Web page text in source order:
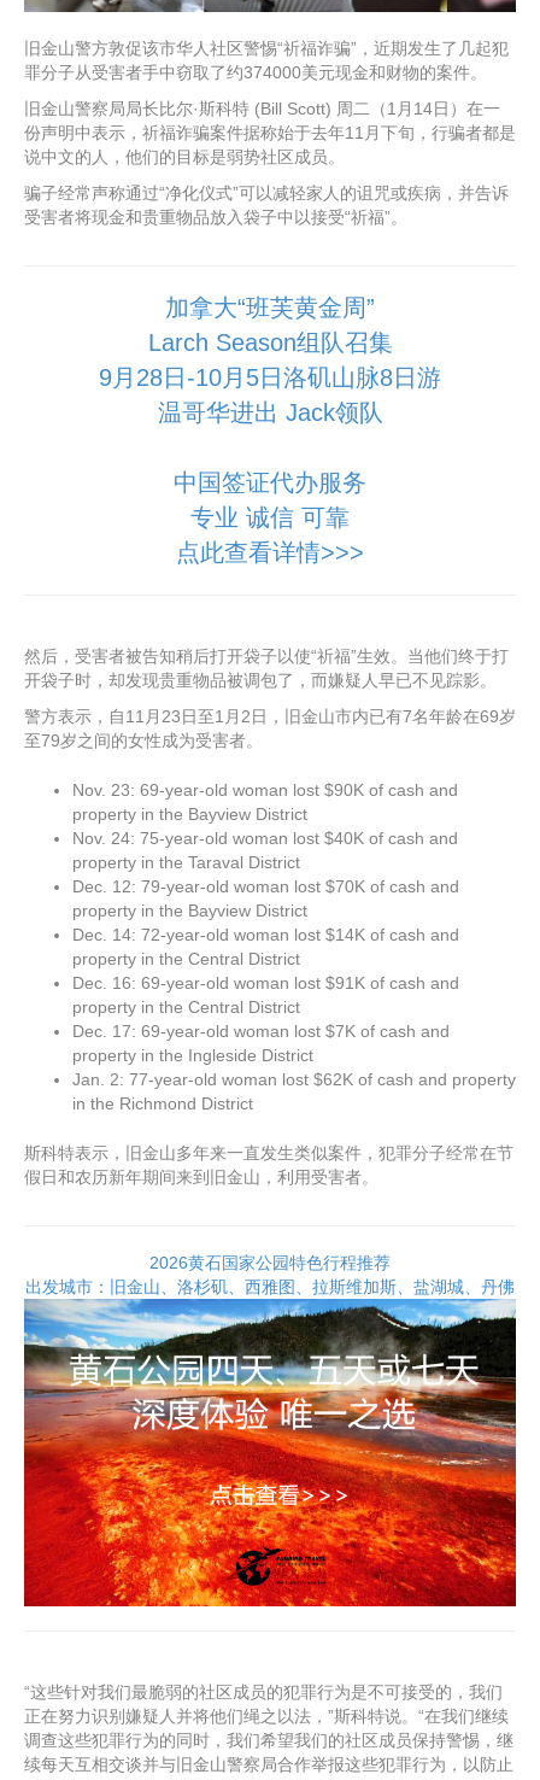
旧金山警方敦促该市华人社区警惕“祈福诈骗”，近期发生了几起犯
罪分子从受害者手中窃取了约374000美元现金和财物的案件。
旧金山警察局局长比尔·斯科特 (Bill Scott) 周二（1月14日）在一
份声明中表示，祈福诈骗案件据称始于去年11月下旬，行骗者都是
说中文的人，他们的目标是弱势社区成员。
骗子经常声称通过“净化仪式”可以减轻家人的诅咒或疾病，并告诉
受害者将现金和贵重物品放入袋子中以接受“祈福”。
加拿大“班芙黄金周”
Larch Season组队召集
9月28日-10月5日洛矶山脉8日游
温哥华进出 Jack领队
中国签证代办服务
专业 诚信 可靠
点此查看详情>>>
然后，受害者被告知稍后打开袋子以使“祈福”生效。当他们终于打
开袋子时，却发现贵重物品被调包了，而嫌疑人早已不见踪影。
警方表示，自11月23日至1月2日，旧金山市内已有7名年龄在69岁
至79岁之间的女性成为受害者。
Nov. 23: 69-year-old woman lost $90K of cash and
property in the Bayview District
Nov. 24: 75-year-old woman lost $40K of cash and
property in the Taraval District
Dec. 12: 79-year-old woman lost $70K of cash and
property in the Bayview District
Dec. 14: 72-year-old woman lost $14K of cash and
property in the Central District
Dec. 16: 69-year-old woman lost $91K of cash and
property in the Central District
Dec. 17: 69-year-old woman lost $7K of cash and
property in the Ingleside District
Jan. 2: 77-year-old woman lost $62K of cash and property
in the Richmond District
斯科特表示，旧金山多年来一直发生类似案件，犯罪分子经常在节
假日和农历新年期间来到旧金山，利用受害者。
2026黄石国家公园特色行程推荐
出发城市：旧金山、洛杉矶、西雅图、拉斯维加斯、盐湖城、丹佛
“这些针对我们最脆弱的社区成员的犯罪行为是不可接受的，我们
正在努力识别嫌疑人并将他们绳之以法，”斯科特说。“在我们继续
调查这些犯罪行为的同时，我们希望我们的社区成员保持警惕，继
续每天互相交谈并与旧金山警察局合作举报这些犯罪行为，以防止